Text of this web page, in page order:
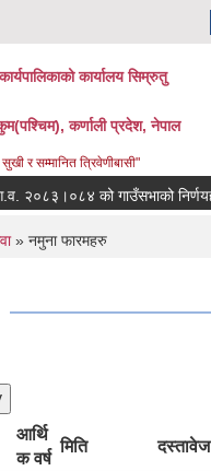
कार्यालय सिम्रुतु
कर्णाली प्रदेश, नेपाल
सुखी र सम्मानित त्रिवेणीबासी"
आ.व. २०८३।०८४ को गाउँसभाको निर्णयहरु
» नमुना फारमहरु
आर्थि
क वर्ष
मिति दस्तावेज